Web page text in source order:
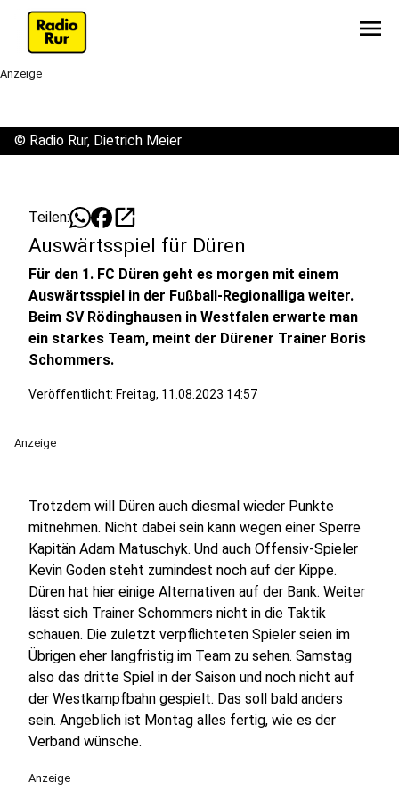
menu
Anzeige
© Radio Rur, Dietrich Meier
Teilen: open_in_new
Auswärtsspiel für Düren
Für den 1. FC Düren geht es morgen mit einem
Auswärtsspiel in der Fußball-Regionalliga weiter.
Beim SV Rödinghausen in Westfalen erwarte man
ein starkes Team, meint der Dürener Trainer Boris
Schommers.
Veröffentlicht: Freitag, 11.08.2023 14:57
Anzeige
Trotzdem will Düren auch diesmal wieder Punkte
mitnehmen. Nicht dabei sein kann wegen einer Sperre
Kapitän Adam Matuschyk. Und auch Offensiv-Spieler
Kevin Goden steht zumindest noch auf der Kippe.
Düren hat hier einige Alternativen auf der Bank. Weiter
lässt sich Trainer Schommers nicht in die Taktik
schauen. Die zuletzt verpflichteten Spieler seien im
Übrigen eher langfristig im Team zu sehen. Samstag
also das dritte Spiel in der Saison und noch nicht auf
der Westkampfbahn gespielt. Das soll bald anders
sein. Angeblich ist Montag alles fertig, wie es der
Verband wünsche.
Anzeige